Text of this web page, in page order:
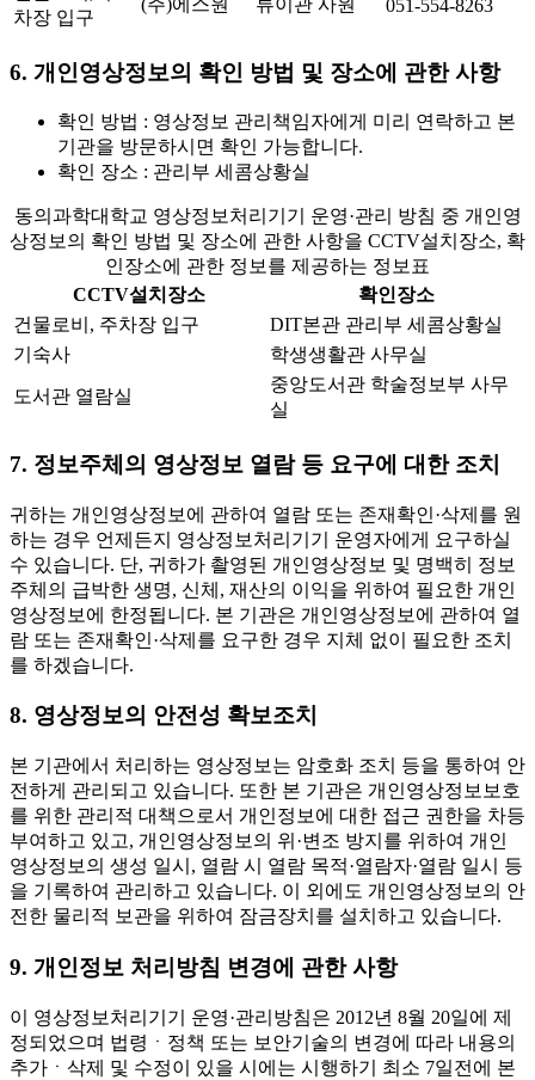
차장 입구
051-554-8263
6. 개인영상정보의 확인 방법 및 장소에 관한 사항
확인 방법 : 영상정보 관리책임자에게 미리 연락하고 본
기관을 방문하시면 확인 가능합니다.
확인 장소 : 관리부 세콤상황실
동의과학대학교 영상정보처리기기 운영·관리 방침 중 개인영
상정보의 확인 방법 및 장소에 관한 사항을 CCTV설치장소, 확
인장소에 관한 정보를 제공하는 정보표
CCTV설치장소
확인장소
건물로비, 주차장 입구
DIT본관 관리부 세콤상황실
기숙사
학생생활관 사무실
도서관 열람실
중앙도서관 학술정보부 사무
실
7. 정보주체의 영상정보 열람 등 요구에 대한 조치
귀하는 개인영상정보에 관하여 열람 또는 존재확인·삭제를 원
하는 경우 언제든지 영상정보처리기기 운영자에게 요구하실
수 있습니다. 단, 귀하가 촬영된 개인영상정보 및 명백히 정보
주체의 급박한 생명, 신체, 재산의 이익을 위하여 필요한 개인
영상정보에 한정됩니다. 본 기관은 개인영상정보에 관하여 열
람 또는 존재확인·삭제를 요구한 경우 지체 없이 필요한 조치
를 하겠습니다.
8. 영상정보의 안전성 확보조치
본 기관에서 처리하는 영상정보는 암호화 조치 등을 통하여 안
전하게 관리되고 있습니다. 또한 본 기관은 개인영상정보보호
를 위한 관리적 대책으로서 개인정보에 대한 접근 권한을 차등
부여하고 있고, 개인영상정보의 위·변조 방지를 위하여 개인
영상정보의 생성 일시, 열람 시 열람 목적·열람자·열람 일시 등
을 기록하여 관리하고 있습니다. 이 외에도 개인영상정보의 안
전한 물리적 보관을 위하여 잠금장치를 설치하고 있습니다.
9. 개인정보 처리방침 변경에 관한 사항
이 영상정보처리기기 운영·관리방침은 2012년 8월 20일에 제
정되었으며 법령ㆍ정책 또는 보안기술의 변경에 따라 내용의
추가ㆍ삭제 및 수정이 있을 시에는 시행하기 최소 7일전에 본